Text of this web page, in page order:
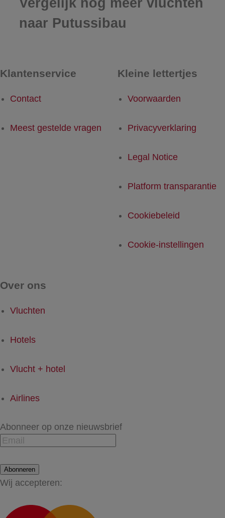
Vergelijk nog meer vluchten
naar Putussibau
Klantenservice
Contact
Meest gestelde vragen
Kleine lettertjes
Voorwaarden
Privacyverklaring
Legal Notice
Platform transparantie
Cookiebeleid
Cookie-instellingen
Over ons
Vluchten
Hotels
Vlucht + hotel
Airlines
Abonneer op onze nieuwsbrief
Abonneren
Wij accepteren: